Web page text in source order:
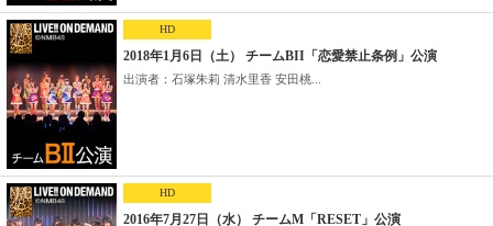
HD
2018年1月6日（土） チームBII「恋愛禁止条例」公演
出演者：石塚朱莉 清水里香 安田桃...
HD
2016年7月27日（水） チームM「RESET」公演